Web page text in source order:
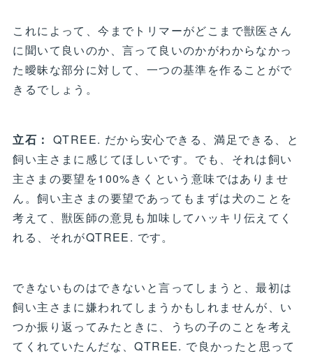
これによって、今までトリマーがどこまで獣医さん
に聞いて良いのか、言って良いのかがわからなかっ
た曖昧な部分に対して、一つの基準を作ることがで
きるでしょう。
立石： QTREE. だから安心できる、満足できる、と
飼い主さまに感じてほしいです。でも、それは飼い
主さまの要望を100%きくという意味ではありませ
ん。飼い主さまの要望であってもまずは犬のことを
考えて、獣医師の意見も加味してハッキリ伝えてく
れる、それがQTREE. です。
できないものはできないと言ってしまうと、最初は
飼い主さまに嫌われてしまうかもしれませんが、い
つか振り返ってみたときに、うちの子のことを考え
てくれていたんだな、QTREE. で良かったと思って